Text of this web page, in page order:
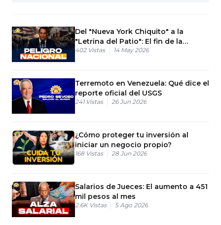
Del "Nueva York Chiquito" a la
"Letrina del Patio": El fin de la
soberanía
402 Vistas 14 May 2026
Terremoto en Venezuela: Qué dice el
reporte oficial del USGS
241 Vistas 26 Jun 2026
¿Cómo proteger tu inversión al
iniciar un negocio propio?
168 Vistas 28 Jun 2026
Salarios de Jueces: El aumento a 451
mil pesos al mes
2.6K Vistas 5 Ago 2026